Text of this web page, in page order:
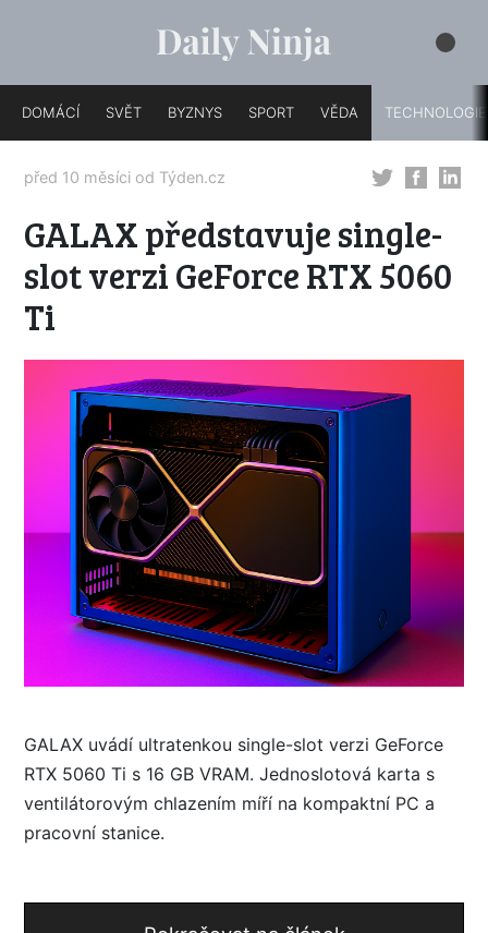
DOMÁCÍ SVĚT BYZNYS SPORT VĚDA TECHNOLOGIE
před 10 měsíci od Týden.cz
GALAX představuje single-
slot verzi GeForce RTX 5060
Ti
GALAX uvádí ultratenkou single-slot verzi GeForce
RTX 5060 Ti s 16 GB VRAM. Jednoslotová karta s
ventilátorovým chlazením míří na kompaktní PC a
pracovní stanice.